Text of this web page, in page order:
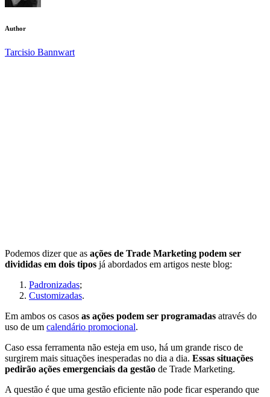
Author
Tarcisio Bannwart
Podemos dizer que as ações de Trade Marketing podem ser
divididas em dois tipos já abordados em artigos neste blog:
Padronizadas;
Customizadas.
Em ambos os casos as ações podem ser programadas através do
uso de um calendário promocional.
Caso essa ferramenta não esteja em uso, há um grande risco de
surgirem mais situações inesperadas no dia a dia. Essas situações
pedirão ações emergenciais da gestão de Trade Marketing.
A questão é que uma gestão eficiente não pode ficar esperando que